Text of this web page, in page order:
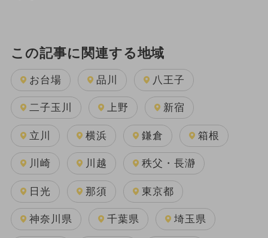
この記事に関連する地域
お台場 品川 八王子
二子玉川 上野 新宿
立川 横浜 鎌倉 箱根
川崎 川越 秩父・長瀞
日光 那須 東京都
神奈川県 千葉県 埼玉県